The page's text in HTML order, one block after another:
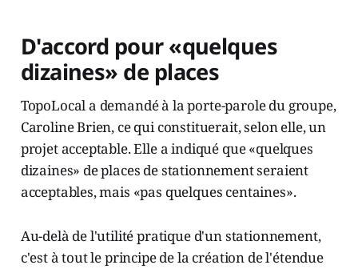
D'accord pour «quelques
dizaines» de places
TopoLocal a demandé à la porte-parole du groupe,
Caroline Brien, ce qui constituerait, selon elle, un
projet acceptable. Elle a indiqué que «quelques
dizaines» de places de stationnement seraient
acceptables, mais «pas quelques centaines».
Au-delà de l'utilité pratique d'un stationnement,
c'est à tout le principe de la création de l'étendue